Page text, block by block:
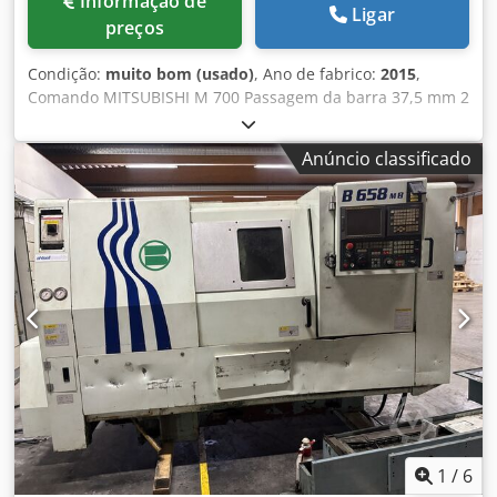
preços
Ligar
Condição: muito bom (usado), Ano de fabrico: 2015,
Comando MITSUBISHI M 700 Passagem da barra 37,5 mm 2
x torreta de 12 posições com ferramentas acionadas
Dkodey I Dilepfx Amler 2 x eixo C 2 x eixo Y Spindle
principal / spindle secundário Carregador de barras FMB
turbo 3-36 Sistema de preparação de refrigerante Knoll KF
10 Transportador de cavacos Apalpador Renishaw
Apanhador de peças Esteira transportadora para peças
acabadas Filtro de ar 2 x mandris de pinça Porta-
ferramentas e pinças de aperto
Anúncio classificado
1 / 6